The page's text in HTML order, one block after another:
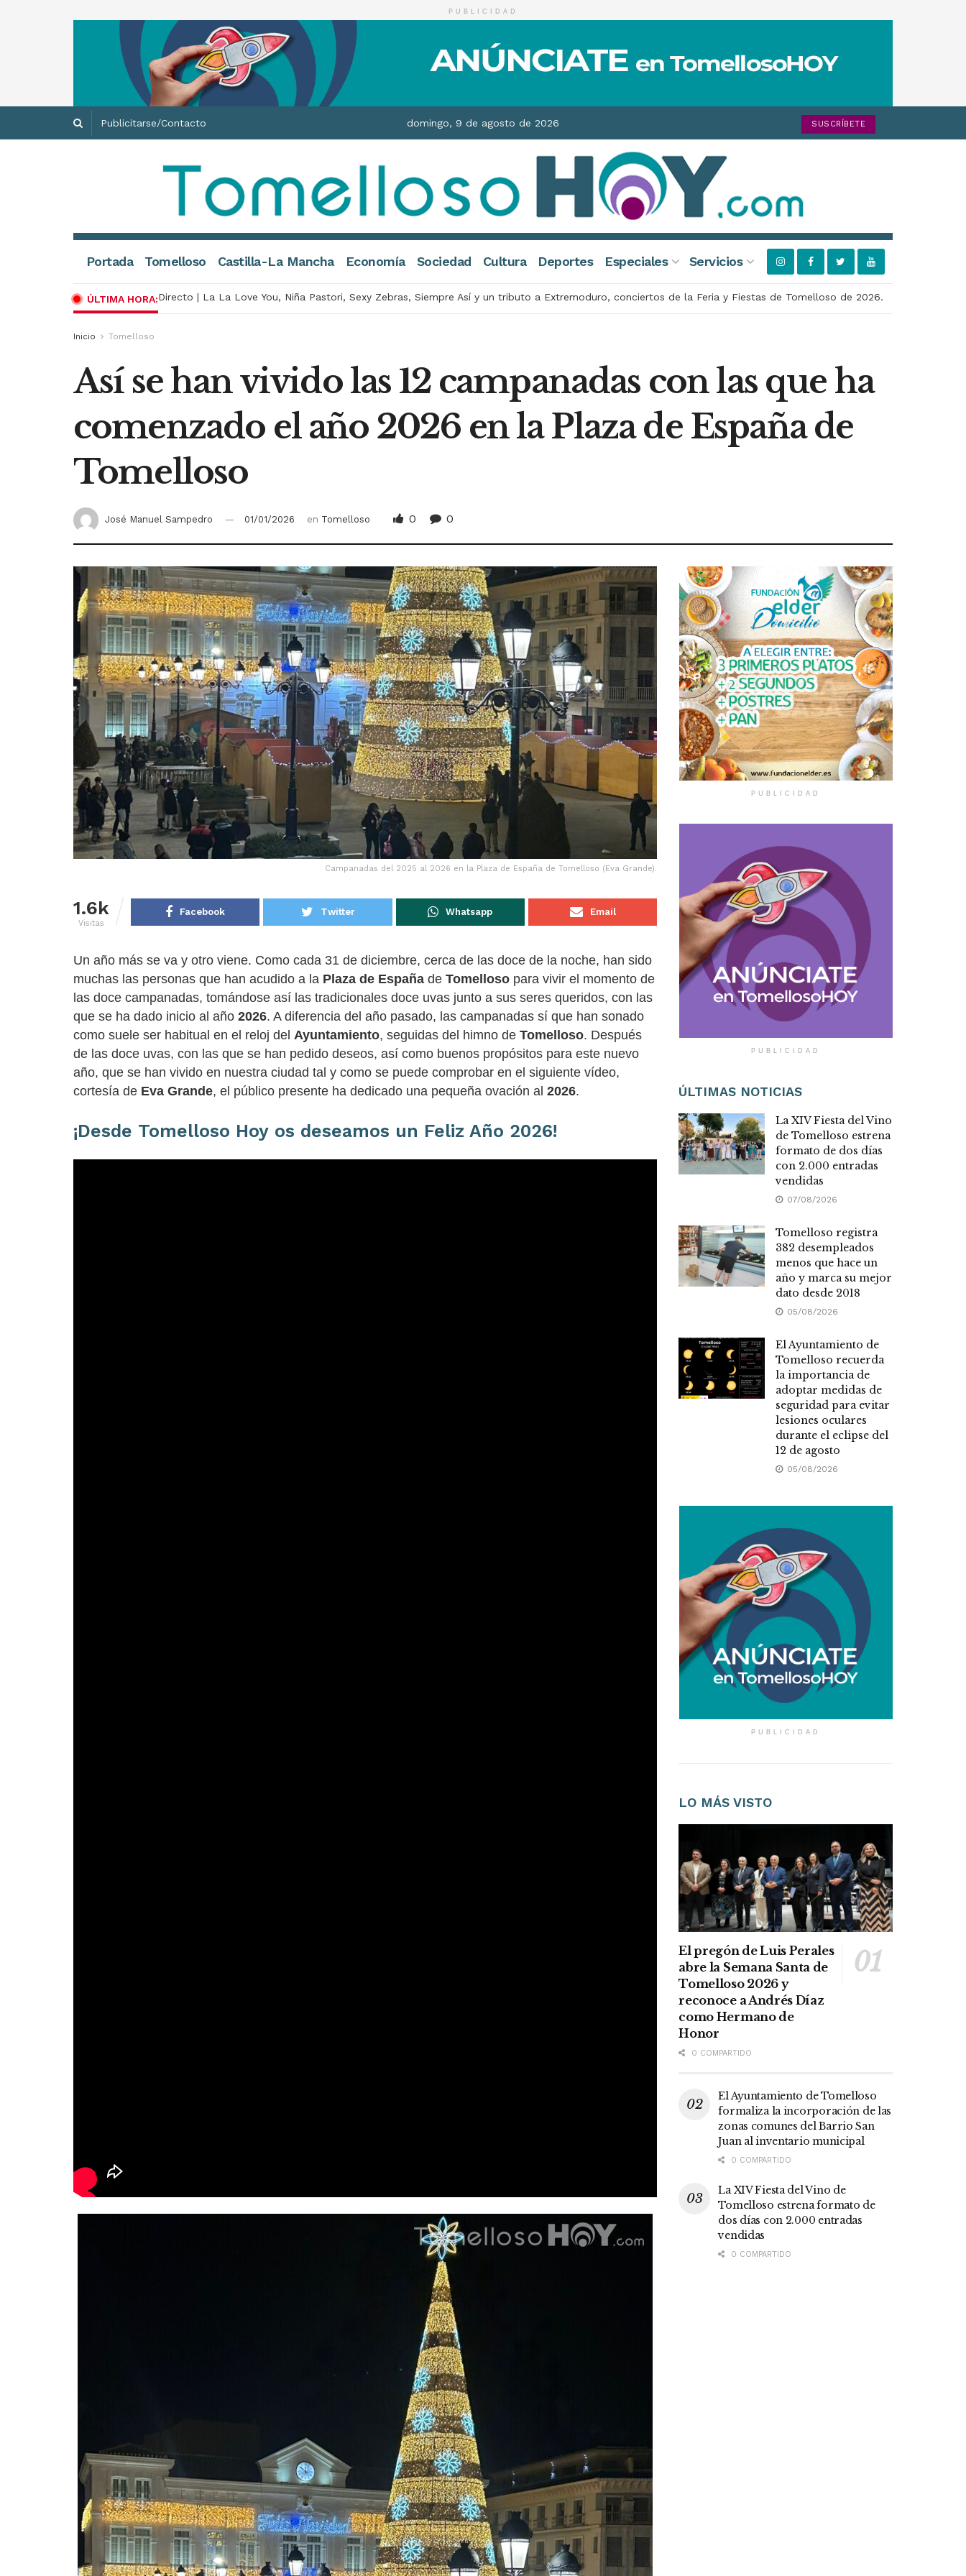
PUBLICIDAD
Publicitarse/Contacto domingo, 9 de agosto de 2026 SUSCRÍBETE
Portada Tomelloso Castilla-La Mancha Economía Sociedad Cultura Deportes Especiales Servicios
ÚLTIMA HORA:Directo | La La Love You, Niña Pastori, Sexy Zebras, Siempre Así y un tributo a Extremoduro, conciertos de la Feria y Fiestas de Tomelloso de 2026.
Inicio Tomelloso
Así se han vivido las 12 campanadas con las que ha
comenzado el año 2026 en la Plaza de España de
Tomelloso
José Manuel Sampedro 01/01/2026 en Tomelloso 0 0
Campanadas del 2025 al 2026 en la Plaza de España de Tomelloso (Eva Grande).
1.6k
Visitas
Facebook Twitter Whatsapp Email
Un año más se va y otro viene. Como cada 31 de diciembre, cerca de las doce de la noche, han sido
muchas las personas que han acudido a la Plaza de España de Tomelloso para vivir el momento de
las doce campanadas, tomándose así las tradicionales doce uvas junto a sus seres queridos, con las
que se ha dado inicio al año 2026. A diferencia del año pasado, las campanadas sí que han sonado
como suele ser habitual en el reloj del Ayuntamiento, seguidas del himno de Tomelloso. Después
de las doce uvas, con las que se han pedido deseos, así como buenos propósitos para este nuevo
año, que se han vivido en nuestra ciudad tal y como se puede comprobar en el siguiente vídeo,
cortesía de Eva Grande, el público presente ha dedicado una pequeña ovación al 2026.
¡Desde Tomelloso Hoy os deseamos un Feliz Año 2026!
ÚLTIMAS NOTICIAS
La XIV Fiesta del Vino
de Tomelloso estrena
formato de dos días
con 2.000 entradas
vendidas
07/08/2026
Tomelloso registra
382 desempleados
menos que hace un
año y marca su mejor
dato desde 2018
05/08/2026
El Ayuntamiento de
Tomelloso recuerda
la importancia de
adoptar medidas de
seguridad para evitar
lesiones oculares
durante el eclipse del
12 de agosto
05/08/2026
LO MÁS VISTO
El pregón de Luis Perales
abre la Semana Santa de
Tomelloso 2026 y
reconoce a Andrés Díaz
como Hermano de
Honor
0 COMPARTIDO
El Ayuntamiento de Tomelloso
formaliza la incorporación de las
zonas comunes del Barrio San
Juan al inventario municipal
0 COMPARTIDO
La XIV Fiesta del Vino de
Tomelloso estrena formato de
dos días con 2.000 entradas
vendidas
0 COMPARTIDO